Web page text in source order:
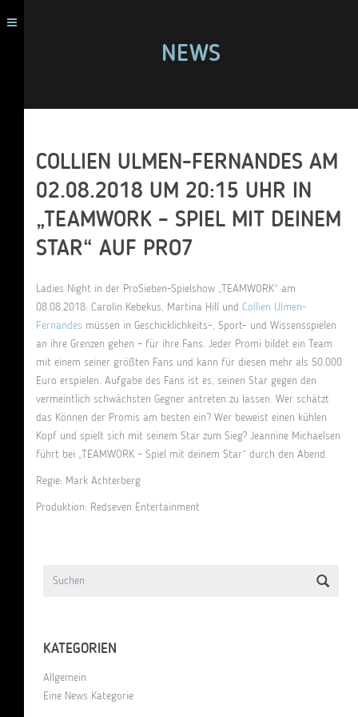
NEWS
COLLIEN ULMEN-FERNANDES AM
02.08.2018 UM 20:15 UHR IN
„TEAMWORK – SPIEL MIT DEINEM
STAR“ AUF PRO7
Ladies Night in der ProSieben-Spielshow „TEAMWORK“ am
08.08.2018: Carolin Kebekus, Martina Hill und Collien Ulmen-
Fernandes müssen in Geschicklichkeits-, Sport- und Wissensspielen
an ihre Grenzen gehen – für ihre Fans. Jeder Promi bildet ein Team
mit einem seiner größten Fans und kann für diesen mehr als 50.000
Euro erspielen. Aufgabe des Fans ist es, seinen Star gegen den
vermeintlich schwächsten Gegner antreten zu lassen. Wer schätzt
das Können der Promis am besten ein? Wer beweist einen kühlen
Kopf und spielt sich mit seinem Star zum Sieg? Jeannine Michaelsen
führt bei „TEAMWORK – Spiel mit deinem Star“ durch den Abend.
Regie: Mark Achterberg
Produktion: Redseven Entertainment
KATEGORIEN
Allgemein
Eine News Kategorie